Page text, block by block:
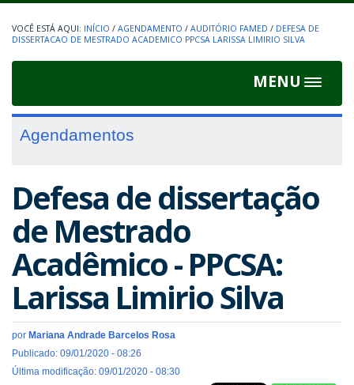
INÍCIO / AGENDAMENTO / AUDITÓRIO FAMED / DEFESA DE
DISSERTACAO DE MESTRADO ACADEMICO PPCSA LARISSA LIMIRIO SILVA
MENU
Toggle
Agendamentos
Defesa de dissertação
de Mestrado
Acadêmico - PPCSA:
Larissa Limirio Silva
por Mariana Andrade Barcelos Rosa
Publicado: 09/01/2020 - 08:26
Última modificação: 09/01/2020 - 08:30